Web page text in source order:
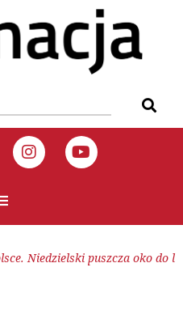
Niedzielski puszcza oko do l